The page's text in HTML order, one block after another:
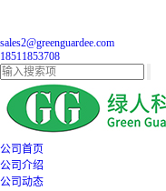
sales2@greenguardee.com
18511853708
公司首页
公司介绍
公司动态